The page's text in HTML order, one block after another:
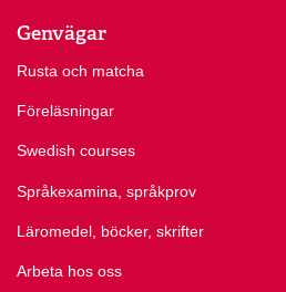
Genvägar
Rusta och matcha
Föreläsningar
Swedish courses
Språkexamina, språkprov
Läromedel, böcker, skrifter
Arbeta hos oss